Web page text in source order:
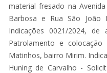
material fresado na
Barbosa e Rua São João
Indicações 0021/2024,
Patrolamento e
Matinhos, bairro Mirim.
Huning de Carvalho -